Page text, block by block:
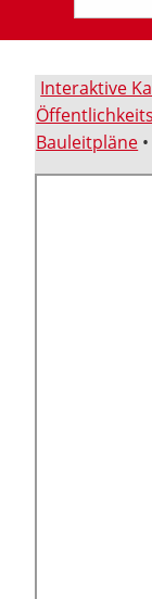
Interaktive
Bauleitpläne •